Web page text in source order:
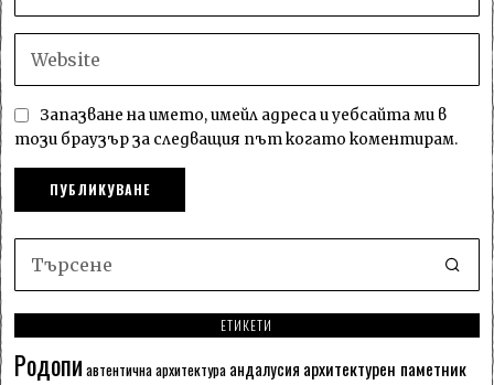
Запазване на името, имейл адреса и уебсайта ми в
този браузър за следващия път когато коментирам.
ЕТИКЕТИ
Родопи автентична архитектура андалусия архитектурен паметник